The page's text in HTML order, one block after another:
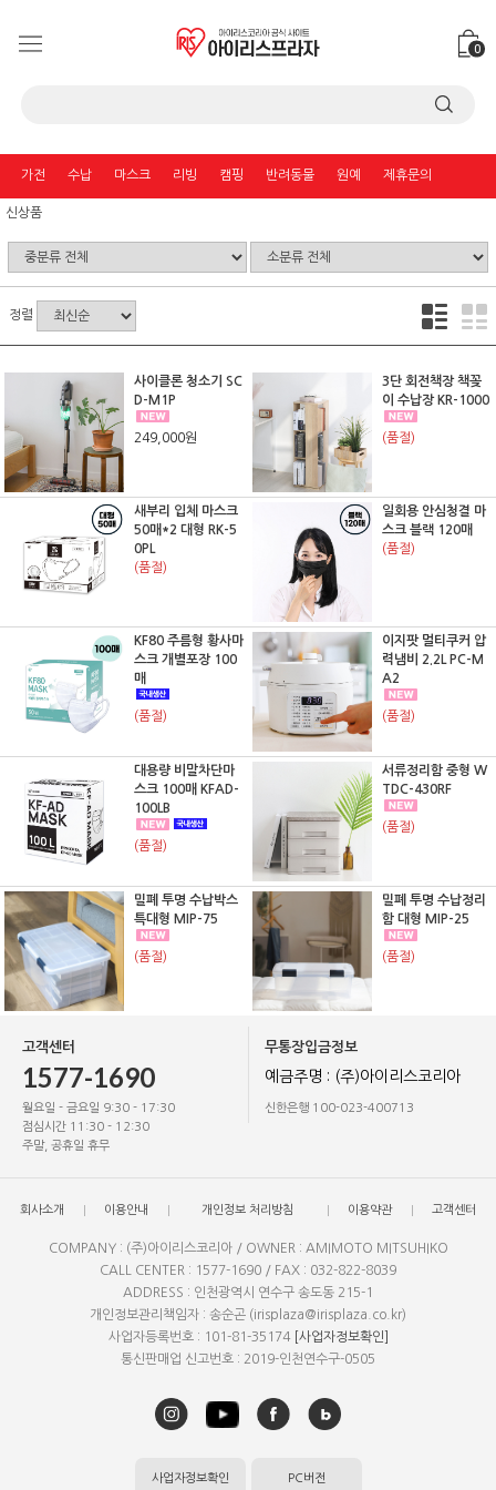
0
가전 수납 마스크 리빙 캠핑 반려동물 원예 제휴문의
신상품
정렬
사이클론 청소기 SC
D-M1P
249,000원
3단 회전책장 책꽂
이 수납장 KR-1000
(품절)
새부리 입체 마스크
50매*2 대형 RK-5
0PL
(품절)
일회용 안심청결 마
스크 블랙 120매
(품절)
KF80 주름형 황사마
스크 개별포장 100
매
(품절)
이지팟 멀티쿠커 압
력냄비 2.2L PC-M
A2
(품절)
대용량 비말차단마
스크 100매 KFAD-
100LB
(품절)
서류정리함 중형 W
TDC-430RF
(품절)
밀폐 투명 수납박스
특대형 MIP-75
(품절)
밀폐 투명 수납정리
함 대형 MIP-25
(품절)
고객센터
1577-1690
월요일 - 금요일 9:30 - 17:30
점심시간 11:30 - 12:30
주말, 공휴일 휴무
무통장입금정보
예금주명 : (주)아이리스코리아
신한은행 100-023-400713
회사소개 이용안내 개인정보 처리방침 이용약관 고객센터
COMPANY : (주)아이리스코리아 / OWNER : AMIMOTO MITSUHIKO
CALL CENTER : 1577-1690 / FAX : 032-822-8039
ADDRESS : 인천광역시 연수구 송도동 215-1
개인정보관리책임자 : 송순곤 (irisplaza@irisplaza.co.kr)
사업자등록번호 : 101-81-35174 [사업자정보확인]
통신판매업 신고번호 : 2019-인천연수구-0505
사업자정보확인 PC버전